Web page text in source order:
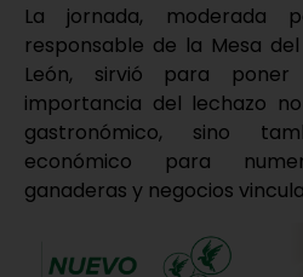
La jornada, moderada
responsable de la Mesa
León, sirvió para
importancia del lechazo
gastronómico, sino
económico para
ganaderas y negocios